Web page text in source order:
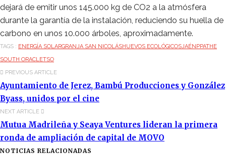
dejará de emitir unos 145.000 kg de CO2 a la atmósfera
durante la garantía de la instalación, reduciendo su huella de
carbono en unos 10.000 árboles, aproximadamente.
TAGS : ENERGÍA SOLARGRANJA SAN NICOLÁSHUEVOS ECOLÓGICOSJAÉN PPATHE
SOUTH ORACLETSO
PREVIOUS ARTICLE
Ayuntamiento de Jerez, Bambú Producciones y González
Byass, unidos por el cine
NEXT ARTICLE
Mutua Madrileña y Seaya Ventures lideran la primera
ronda de ampliación de capital de MOVO
NOTICIAS RELACIONADAS